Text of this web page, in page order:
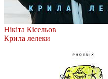
Нікіта Кісельов
Крила лелеки